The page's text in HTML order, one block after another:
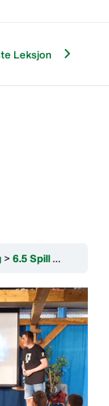
Leksjon
6.5 Spill og inspirasjon